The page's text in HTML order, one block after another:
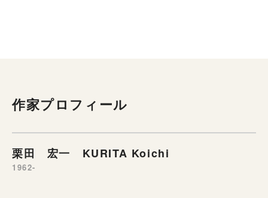
作家プロフィール
栗田 宏一 KURITA Koichi
1962-